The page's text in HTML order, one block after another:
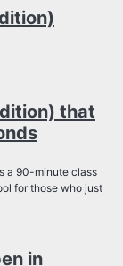
that
a 90-minute class
for those who just
in